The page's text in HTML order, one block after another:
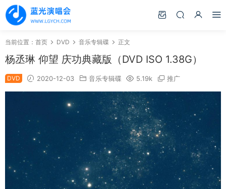
当前位置： 首页 DVD 音乐专辑碟 正文
杨丞琳 仰望 庆功典藏版（DVD ISO 1.38G）
DVD 2020-12-03 音乐专辑碟 5.19k 推广